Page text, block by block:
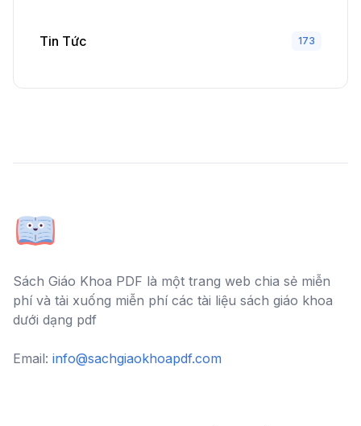
Tin Tức 173
Sách Giáo Khoa PDF là một trang web chia sẻ miễn
phí và tải xuống miễn phí các tài liệu sách giáo khoa
dưới dạng pdf
Email: info@sachgiaokhoapdf.com